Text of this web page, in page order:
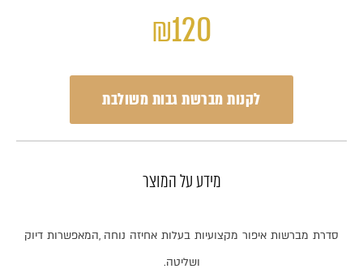
₪120
לקנות מברשת גבות משולבת
מידע על המוצר
סדרת מברשות איפור מקצועיות בעלות אחיזה נוחה ,המאפשרות דיוק
ושליטה.